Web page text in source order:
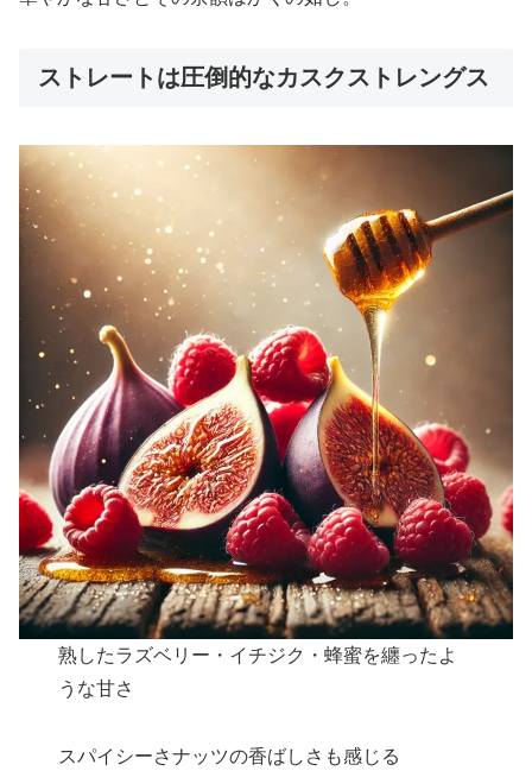
ストレートは圧倒的なカスクストレングス
熟したラズベリー・イチジク・蜂蜜を纏ったよ
うな甘さ
スパイシーさナッツの香ばしさも感じる